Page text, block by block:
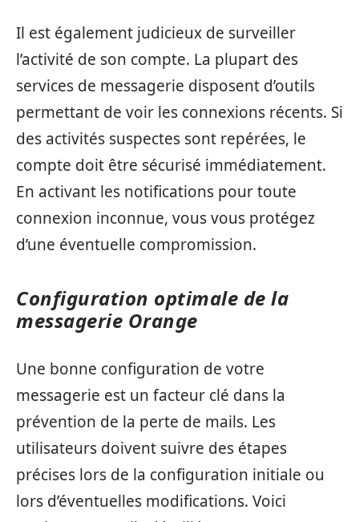
Il est également judicieux de surveiller
l’activité de son compte. La plupart des
services de messagerie disposent d’outils
permettant de voir les connexions récents. Si
des activités suspectes sont repérées, le
compte doit être sécurisé immédiatement.
En activant les notifications pour toute
connexion inconnue, vous vous protégez
d’une éventuelle compromission.
Configuration optimale de la
messagerie Orange
Une bonne configuration de votre
messagerie est un facteur clé dans la
prévention de la perte de mails. Les
utilisateurs doivent suivre des étapes
précises lors de la configuration initiale ou
lors d’éventuelles modifications. Voici